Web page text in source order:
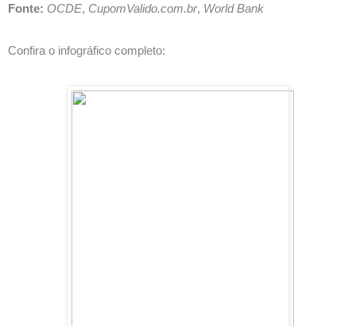
Fonte: OCDE, CupomValido.com.br, World Bank
Confira o infográfico completo: